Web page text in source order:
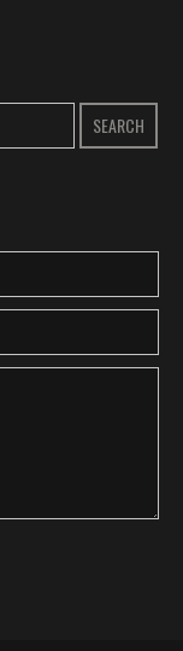
SEARCH